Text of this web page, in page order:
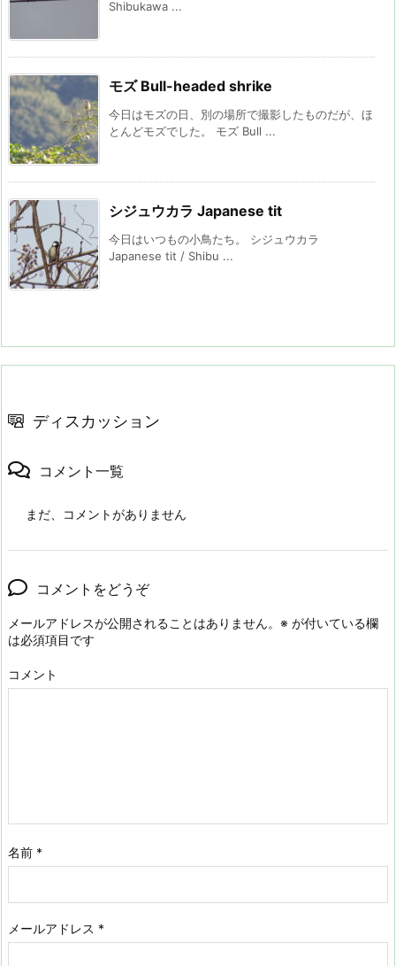
Shibukawa ...
モズ Bull-headed shrike
今日はモズの日、別の場所で撮影したものだが、ほ
とんどモズでした。 モズ Bull ...
シジュウカラ Japanese tit
今日はいつもの小鳥たち。 シジュウカラ
Japanese tit / Shibu ...
ディスカッション
コメント一覧
まだ、コメントがありません
コメントをどうぞ
メールアドレスが公開されることはありません。 ※ が付いている欄
は必須項目です
コメント
名前 *
メールアドレス *